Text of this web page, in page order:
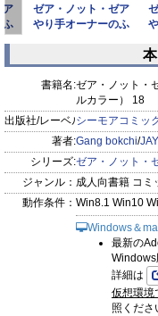
ア
ふ
ゼア・ノット・ゼア
やり手オーナーのふ
書籍名:ゼア・ノット・
ルカラー） 18
出版社/レーベル:シーモアコミッ
著者:Gang bokchi/
シリーズ:ゼア・ノット・
ジャンル： 成人向書籍 コミ
動作条件： Win8.1 Win10
Windows＆
最新の
Windows
詳細は
仮想環境
照くださ